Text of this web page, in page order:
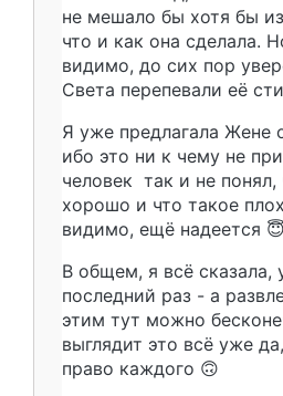
не мешало бы хотя бы
что и как она сделала.
видимо, до сих пор
Света перепевали её
Я уже предлагала Жене
ибо это ни к чему не
человек так и не понял,
хорошо и что такое
видимо, ещё надеется 😇
В общем, я всё сказала,
последний раз - а
этим тут можно
выглядит это всё уже
право каждого 🙃